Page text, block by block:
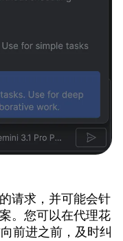
请求，并可能会针
。您可以在代理花
前进之前，及时纠